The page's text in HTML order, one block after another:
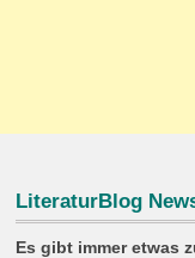
LiteraturBlog
Es gibt immer etwas